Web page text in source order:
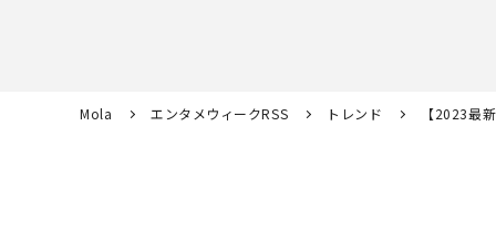
Mola エンタメウィークRSS トレンド 【2023最